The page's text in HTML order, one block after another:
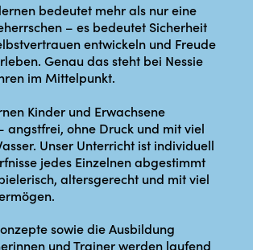
bedeutet mehr als nur eine
– es bedeutet Sicherheit
entwickeln und Freude
Genau das steht bei Nessie
im Mittelpunkt.
Kinder und Erwachsene
angstfrei, ohne Druck und mit viel
Unser Unterricht ist individuell
jedes Einzelnen abgestimmt
altersgerecht und mit viel
sowie die Ausbildung
und Trainer werden laufend